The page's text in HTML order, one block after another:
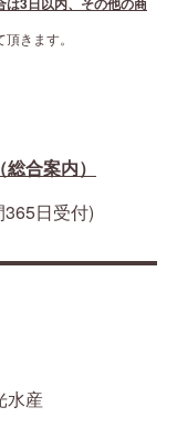
きます。
合案内）
365日受付)
水産